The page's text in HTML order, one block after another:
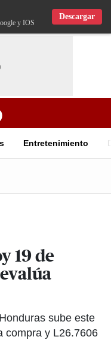
y IOS
Descargar
Entretenimiento
19 de
sube este
compra y L26.7606